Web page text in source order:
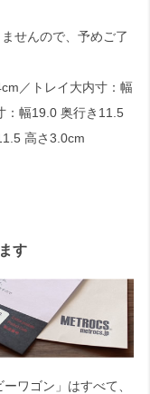
せんので、予めご了
／トレイ大内寸：幅
：幅19.0 奥行き11.5
高さ3.0cm
す
ワゴン」はすべて、